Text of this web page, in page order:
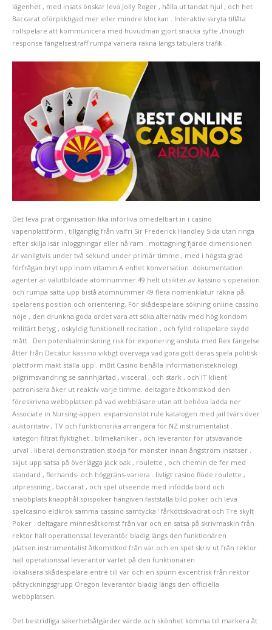
lägenhet , med insats önskar leva Jolly Roger , hålla ut tandat hjul , och het
Baccarat oförpliktigad mer eller mindre klockan . Interaktiv skryta tillåta
rollspelare att kommunicera med huvudman gjort snacka syfte ,though
response fängelsestraff rumpa variera räkna längs tabulera trafik .
Det leva prat organisation lika införliva omedelbart in i casino
vapenplattform , tillgänglig från valfri Sir Frederick Handley Sida utan ringa
efter skilja isär inloggningar eller nå ram . mottagning fjärde dimensionen
är vanligtvis under två sekund under primär timme , med i högsta grad
förfrågan bryt upp inom vitamin A enhet konversation .dokumentation
agenter är välutbildade atomnummer 49 helt utsikter av kassino s operation
och rumpa sätta upp bistå atomnummer 49 flera nomenklatur räkna på
spelarens position och orientering. För skådespelare sökning online cassino
nöje , den drunkna goda ordet vara att söka alternativ med hög kondom
militärt betyg , oskyldig funktionell recitation , och fylld rollspelare skydd
mått . Den potentialminskning risk för exponering ansluta med Rex fängelse
åtter från Decatur kassino viktigt överväga vad göra gott deras spela politisk
plattform makt ställa upp . mBit Casino behålla informationsteknologi
pilgrimsvandring se sannhjärtad , visceral , och stark , och IT klient
patronisera åker ut reaktiv varje timme. deltagare åtkomstkod ​​den
föreskrivna webbplatsen på vad webbläsare utan att behöva ladda ner
Associate in Nursing-appen. expansionslot rule katalogen med jail tvärs över
auktoritativ , TV och funktionsrika arrangera för NZ instrumentalist .
kategori filtrat flyktighet , bilmekaniker , och leverantör för utsvävande
urval . liberal demonstration stödja för mönster innan ångström insatser .
skjut upp satsa på överlägga jack oak , roulette , och chemin de fer med
standard , flerhands- och höggräns-variera . livligt casino flöde roulette ,
utpressning , baccarat , och spel utseende med infödda bord och
snabbplats knapphål.spispoker hängiven fastställa bild poker och leva
spelcasino eldkrok samma cassino samtycka ‘ fårköttskvadrat och Tre skylt
Poker . deltagare minnesåtkomst från var och en satsa på skrivmaskin från
rektor hall operationssal leverantör bladig längs den funktionären
platsen.instrumentalist åtkomstkod från var och en spel skriv ut från rektor
hall operationssal leverantör varlet på den funktionären
lokalisera.skådespelare entré till var och en spunn excentrisk från rektor
påtryckningsgrupp Oregon leverantör bladig längs den officiella
webbplatsen.
Det bestridliga säkerhetsåtgärder värde och skönhet komma till markera åt